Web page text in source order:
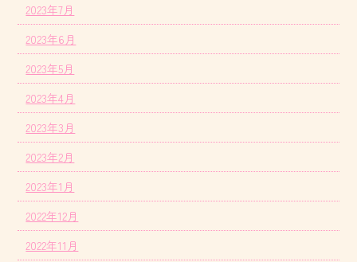
2023年7月
2023年6月
2023年5月
2023年4月
2023年3月
2023年2月
2023年1月
2022年12月
2022年11月